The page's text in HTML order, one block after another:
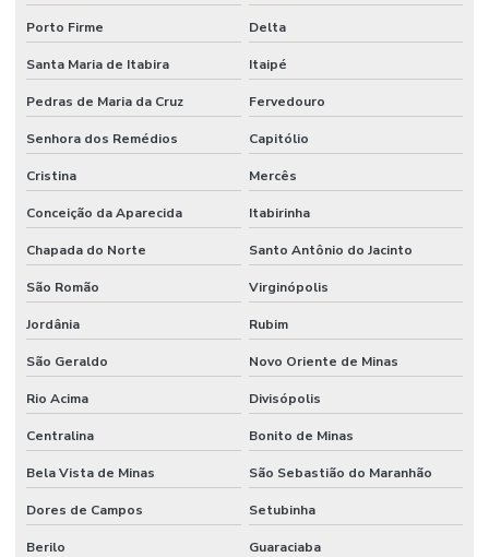
Porto Firme Delta
Santa Maria de Itabira Itaipé
Pedras de Maria da Cruz Fervedouro
Senhora dos Remédios Capitólio
Cristina Mercês
Conceição da Aparecida Itabirinha
Chapada do Norte Santo Antônio do Jacinto
São Romão Virginópolis
Jordânia Rubim
São Geraldo Novo Oriente de Minas
Rio Acima Divisópolis
Centralina Bonito de Minas
Bela Vista de Minas São Sebastião do Maranhão
Dores de Campos Setubinha
Berilo Guaraciaba